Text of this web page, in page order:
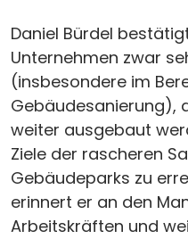
Daniel Bürdel
Unternehmen zwar
(insbesondere im
Gebäudesanierung),
weiter ausgebaut
Ziele der rascheren
Gebäudeparks zu
erinnert er an den
Arbeitskräften und